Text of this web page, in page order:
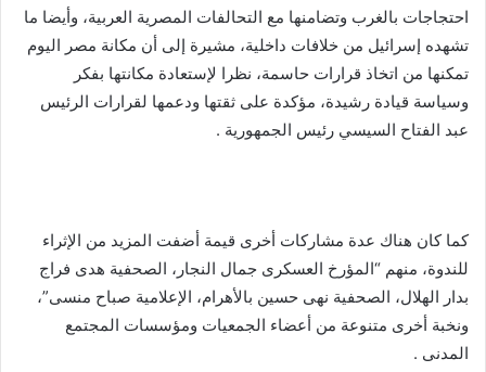
احتجاجات بالغرب وتضامنها مع التحالفات المصرية العربية، وأيضا ما
تشهده إسرائيل من خلافات داخلية، مشيرة إلى أن مكانة مصر اليوم
تمكنها من اتخاذ قرارات حاسمة، نظرا لإستعادة مكانتها بفكر
وسياسة قيادة رشيدة، مؤكدة على ثقتها ودعمها لقرارات الرئيس
عبد الفتاح السيسي رئيس الجمهورية .
كما كان هناك عدة مشاركات أخرى قيمة أضفت المزيد من الإثراء
للندوة، منهم “المؤرخ العسكرى جمال النجار، الصحفية هدى فراج
بدار الهلال، الصحفية نهى حسين بالأهرام، الإعلامية صباح منسى”،
ونخبة أخرى متنوعة من أعضاء الجمعيات ومؤسسات المجتمع
المدنى .